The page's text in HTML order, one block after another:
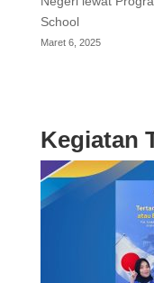
School
Maret 6, 2025
Kegiatan